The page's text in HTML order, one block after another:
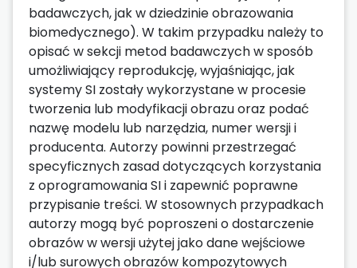
badawczych, jak w dziedzinie obrazowania
biomedycznego). W takim przypadku należy to
opisać w sekcji metod badawczych w sposób
umożliwiający reprodukcję, wyjaśniając, jak
systemy SI zostały wykorzystane w procesie
tworzenia lub modyfikacji obrazu oraz podać
nazwę modelu lub narzędzia, numer wersji i
producenta. Autorzy powinni przestrzegać
specyficznych zasad dotyczących korzystania
z oprogramowania SI i zapewnić poprawne
przypisanie treści. W stosownych przypadkach
autorzy mogą być poproszeni o dostarczenie
obrazów w wersji użytej jako dane wejściowe
i/lub surowych obrazów kompozytowych